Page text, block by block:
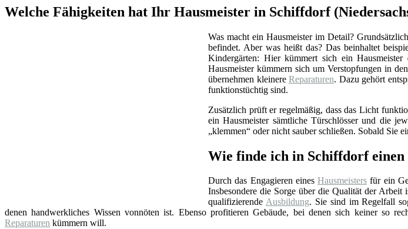
Welche Fähigkeiten hat Ihr Hausmeister in Schiffdorf
Was macht ein Hausmeister im Detail?
befindet. Aber was heißt das? Das beinhaltet
Kindergärten: Hier kümmert sich ein
Hausmeister kümmern sich um Verstopfungen in
übernehmen kleinereReparaturen. Dazu gehört
funktionstüchtig sind.
Zusätzlich prüft er regelmäßig, dass das Licht
ein Hausmeister sämtliche Türschlösser und die
„klemmen“ oder nicht sauber schließen. Sobald Sie
Wie finde ich in Schiffdorf einen
Durch das Engagieren eines Hausmeisters für ein
Insbesondere die Sorge über die Qualität der Arbeit
qualifizierende Ausbildung. Sie sind im Regelfall
denen handwerkliches Wissen vonnöten ist. Ebenso profitieren Gebäude, bei denen sich keiner so
Reparaturen kümmern will.